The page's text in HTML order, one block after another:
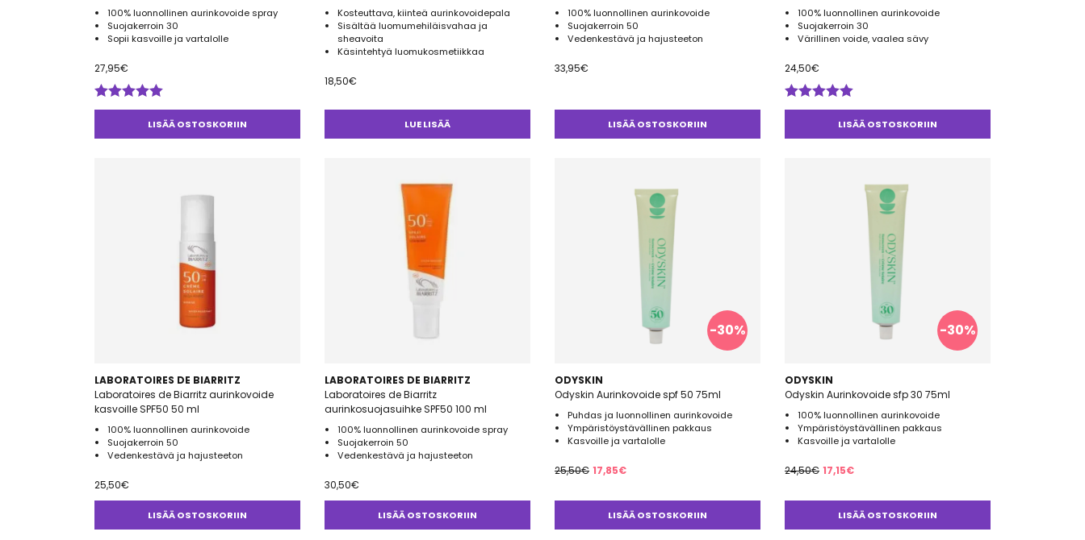
100% luonnollinen aurinkovoide spray
Suojakerroin 30
Sopii kasvoille ja vartalolle
27,95€
Arvostelu
tuotteesta:LISÄÄ OSTOSKORIIN
Kosteuttava, kiinteä aurinkovoidepala
Sisältää luomumehiläisvahaa ja
sheavoita
Käsintehtyä luomukosmetiikkaa
18,50€
LUE LISÄÄ
100% luonnollinen aurinkovoide
Suojakerroin 50
Vedenkestävä ja hajusteeton
33,95€
LISÄÄ OSTOSKORIIN
100% luonnollinen aurinkovoide
Suojakerroin 30
Värillinen voide, vaalea sävy
24,50€
Arvostelu
tuotteesta:LISÄÄ OSTOSKORIIN
LABORATOIRES DE BIARRITZ
Laboratoires de Biarritz aurinkovoide
kasvoille SPF50 50 ml
100% luonnollinen aurinkovoide
Suojakerroin 50
Vedenkestävä ja hajusteeton
25,50€
LISÄÄ OSTOSKORIIN
LABORATOIRES DE BIARRITZ
Laboratoires de Biarritz
aurinkosuojasuihke SPF50 100 ml
100% luonnollinen aurinkovoide spray
Suojakerroin 50
Vedenkestävä ja hajusteeton
30,50€
LISÄÄ OSTOSKORIIN
-30%
ODYSKIN
Odyskin Aurinkovoide spf 50 75ml
Puhdas ja luonnollinen aurinkovoide
Ympäristöystävällinen pakkaus
Kasvoille ja vartalolle
25,50€ Alkuperäinen
25,50€.
17,85€Nykyinen
on:
17,85€.
LISÄÄ OSTOSKORIIN
-30%
ODYSKIN
Odyskin Aurinkovoide sfp 30 75ml
100% luonnollinen aurinkovoide
Ympäristöystävällinen pakkaus
Kasvoille ja vartalolle
24,50€ Alkuperäinen
24,50€.
17,15€Nykyinen
on:
17,15€.
LISÄÄ OSTOSKORIIN